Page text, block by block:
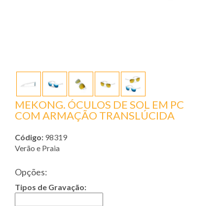
MEKONG. ÓCULOS DE SOL EM PC
COM ARMAÇÃO TRANSLÚCIDA
Código: 98319
Verão e Praia
Opções:
Tipos de Gravação: